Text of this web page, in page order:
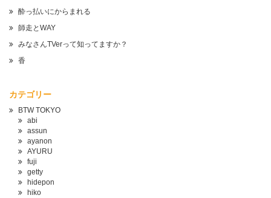
酔っ払いにからまれる
師走とWAY
みなさんTVerって知ってますか？
香
カテゴリー
BTW TOKYO
abi
assun
ayanon
AYURU
fuji
getty
hidepon
hiko